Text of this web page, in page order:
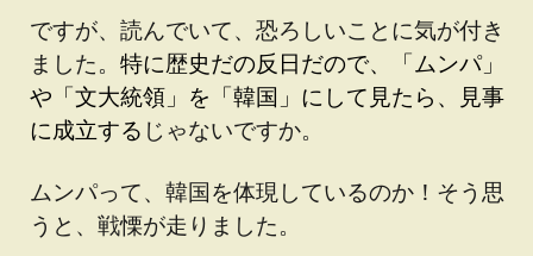
ですが、読んでいて、恐ろしいことに気が付き
ました。 特に歴史だの反日だので、「ムンパ」
や「文大統領」を「韓国」にして見たら、見事
に成立する じゃないですか。
ムンパって、韓国を体現しているのか！そう思
うと、戦慄が走りました。